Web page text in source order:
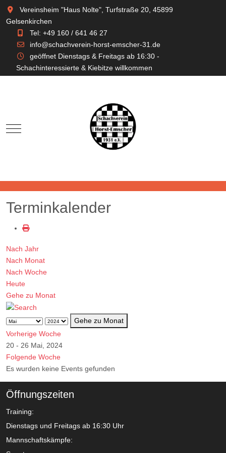
Vereinsheim "Haus Nolte", Turfstraße 20, 45899
Gelsenkirchen
Tel: +49 160 / 641 46 27
info@schachverein-horst-emscher-31.de
geöffnet Dienstags & Freitags ab 16:30 -
Schachinteressierte & Kiebitze willkommen
Mobile Menu Toggle
Terminkalender
Nach Jahr
Nach Monat
Nach Woche
Heute
Gehe zu Monat
Gehe zu Monat
Vorherige Woche
20 - 26 Mai, 2024
Folgende Woche
Es wurden keine Events gefunden
Öffnungszeiten
Training:
Dienstags und Freitags ab 16:30 Uhr
Mannschaftskämpfe: